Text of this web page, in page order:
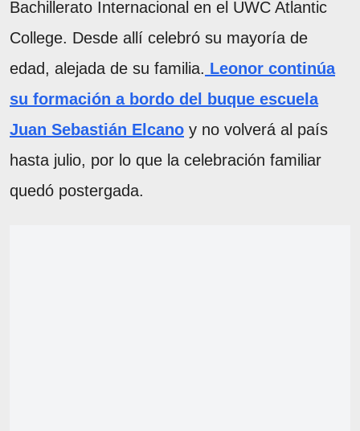
Bachillerato Internacional en el UWC Atlantic
College. Desde allí celebró su mayoría de
edad, alejada de su familia. Leonor continúa
su formación a bordo del buque escuela
Juan Sebastián Elcano y no volverá al país
hasta julio, por lo que la celebración familiar
quedó postergada.